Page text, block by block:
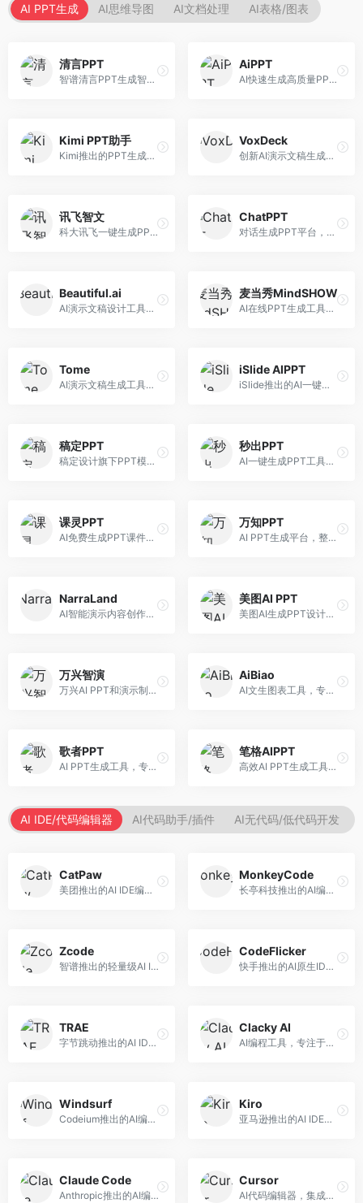
AI PPT生成 AI思维导图 AI文档处理 AI表格/图表
清言PPT
智谱清言PPT生成智能体，基于GLM大模型。面向智谱用户，支持对话生成PPT、内容优化等服务，与智谱生态深度整合。
AiPPT
AI快速生成高质量PPT平台，支持主题定制。面向职场人士和学生，提供一键生成、模板选择、内容优化等服务，PPT制作速度快，设计质量高。
Kimi PPT助手
Kimi推出的PPT生成智能体，整合长文本处理能力。面向职场人士和学生，支持文档解析、PPT生成、内容优化等服务，与Kimi生态深度整合。
VoxDeck
创新AI演示文稿生成工具，支持语音交互创作。面向职场人士，支持语音输入、PPT生成、内容优化等功能，语音创作体验便捷。
讯飞智文
科大讯飞一键生成PPT和Word工具，整合语音技术。面向职场人士，支持语音输入、文档生成、格式调整等功能，办公效率显著提升。
ChatPPT
对话生成PPT平台，支持自然语言交互创作。面向职场人士和教育工作者，通过对话方式完成PPT制作，交互体验友好，创作过程直观。
Beautiful.ai
AI演示文稿设计工具，专注于自动化设计排版。面向职场人士，提供智能排版、模板选择、设计优化等服务，设计美观度高。
麦当秀MindSHOW
AI在线PPT生成工具，支持思维导图转PPT。面向职场人士，提供思维导图导入、PPT生成、模板选择等服务，思维导图转PPT效率高。
Tome
AI演示文稿生成工具，专注于故事化演示创作。面向创业者和营销人员，提供故事叙述、视觉设计、内容生成等服务，演示文稿叙事性强。
iSlide AIPPT
iSlide推出的AI一键设计精美PPT工具。面向PPT设计用户，提供模板库、内容生成、设计优化等服务，与iSlide插件深度整合。
稿定PPT
稿定设计旗下PPT模板资源库，整合AI生成功能。面向设计师和职场人士，提供海量PPT模板、AI内容生成等服务，模板质量高。
秒出PPT
AI一键生成PPT工具，专注于快速演示文稿制作。面向职场人士，支持主题输入、内容生成、模板套用等功能，PPT生成速度快，适合紧急制作场景。
课灵PPT
AI免费生成PPT课件平台，专注于教育场景。面向教师和教育工作者，提供课件生成、教学设计、模板选择等服务，教育适配性强。
万知PPT
AI PPT生成平台，整合知识库与创作功能。面向职场人士，支持内容检索、PPT生成、设计优化等服务，知识整合能力强。
NarraLand
AI智能演示内容创作平台，专注于叙事演示。面向内容创作者，提供故事创作、演示生成、动画设计等服务，演示内容生动有趣。
美图AI PPT
美图AI生成PPT设计工具，整合图像处理能力。面向设计师和职场人士，提供PPT生成、图片美化、设计优化等服务，视觉设计美观。
万兴智演
万兴AI PPT和演示制作软件，整合视频演示功能。面向职场人士和教育工作者，提供PPT生成、演示录制、视频制作等服务，演示功能完善。
AiBiao
AI文生图表工具，专注于数据可视化展示。面向数据分析师和职场人士，提供图表生成、数据可视化、PPT嵌入等服务，数据展示专业。
歌者PPT
AI PPT生成工具，专注于演示文稿智能创作。面向职场人士，支持主题输入、内容生成、设计美化等功能，PPT制作效率高。
笔格AIPPT
高效AI PPT生成工具，专注于演示文稿智能创作。面向职场人士，支持主题输入、内容生成、设计美化等功能，PPT制作效率高。
AI IDE/代码编辑器 AI代码助手/插件 AI无代码/低代码开发
CatPaw
美团推出的AI IDE编程工具，专注于本地开发生态。面向开发者，提供智能代码补全、代码生成、项目管理等服务，本地开发体验好。
MonkeyCode
长亭科技推出的AI编程助手，专注于安全开发。面向开发者，提供代码生成、安全检测、漏洞修复等服务，安全开发能力强。
Zcode
智谱推出的轻量级AI IDE，基于GLM模型。面向开发者，提供智能代码补全、代码生成、错误检测等服务，中文编程支持好。
CodeFlicker
快手推出的AI原生IDE，专注于短视频相关开发。面向快手生态开发者，提供代码生成、调试辅助等服务，与快手开发生态深度整合。
TRAE
字节跳动推出的AI IDE编程工具，深度集成大模型能力。面向开发者，提供智能代码补全、代码解释、重构优化等服务，编程效率显著提升。
Clacky AI
AI编程工具，专注于代码智能生成与优化。面向开发者，提供代码生成、代码重构、错误修复等服务，编程效率高。
Windsurf
Codeium推出的AI编程工具，专注于代码智能辅助。面向开发者，提供代码补全、代码生成、代码解释等服务，多语言支持完善。
Kiro
亚马逊推出的AI IDE，深度整合AWS云服务。面向AWS开发者，提供代码生成、云服务集成、部署自动化等服务，与AWS生态无缝衔接。
Claude Code
Anthropic推出的AI编程工具，基于Claude模型。面向开发者，提供代码生成、代码审查、调试辅助等服务，代码质量高，推理能力强。
Cursor
AI代码编辑器，集成GPT-4模型，专注于智能编程辅助。面向开发者，提供代码生成、代码解释、错误修复等服务，编程体验流畅，开发效率高。